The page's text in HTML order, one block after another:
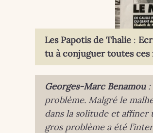
Les Papotis de Thalie :
tu à conjuguer toutes ces
Georges-Marc Benamou:
problème. Malgré le
dans la solitude et affiner
gros problème a été